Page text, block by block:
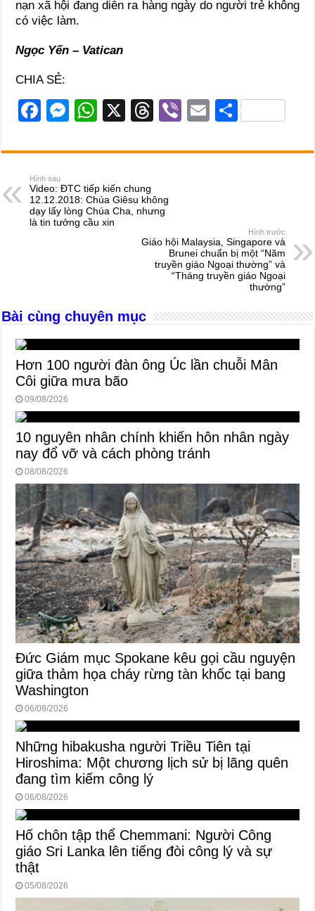
nạn xã hội đang diễn ra hàng ngày do người trẻ không
có việc làm.
Ngọc Yến – Vatican
CHIA SẺ:
F
c
e
b
o
M
ss
n
g
W
at
A
p
X
T
e
d
s
Vi
er
E
ail
S
ar
Hình sau
Video: ĐTC tiếp kiến chung
12.12.2018: Chúa Giêsu không
dạy lấy lòng Chúa Cha, nhưng
là tin tưởng cầu xin
Hình trước
Giáo hội Malaysia, Singapore và
Brunei chuẩn bị một “Năm
truyền giáo Ngoại thường” và
“Tháng truyền giáo Ngoại
thường”
Bài cùng chuyên mục
Hơn 100 người đàn ông Úc lần chuỗi Mân
Côi giữa mưa bão
09/08/2026
10 nguyên nhân chính khiến hôn nhân ngày
nay đổ vỡ và cách phòng tránh
08/08/2026
Đức Giám mục Spokane kêu gọi cầu nguyện
giữa thảm họa cháy rừng tàn khốc tại bang
Washington
06/08/2026
Những hibakusha người Triều Tiên tại
Hiroshima: Một chương lịch sử bị lãng quên
đang tìm kiếm công lý
06/08/2026
Hố chôn tập thể Chemmani: Người Công
giáo Sri Lanka lên tiếng đòi công lý và sự
thật
05/08/2026